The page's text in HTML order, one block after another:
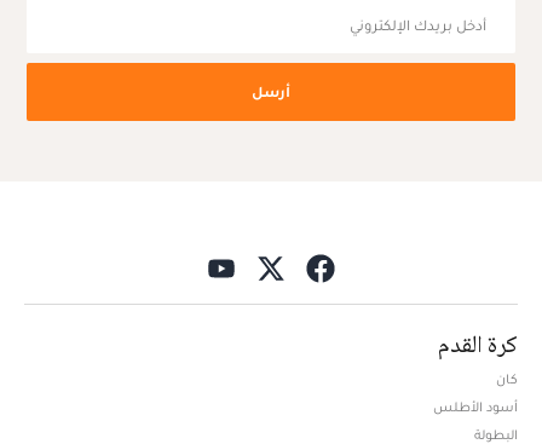
أرسل
كرة القدم
كان
أسود الأطلس
البطولة